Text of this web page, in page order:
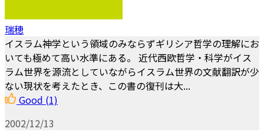
瑞穂
イスラム神学という領域のみならずギリシア哲学の理解にお
いても極めて高い水準にある。 近代西欧哲学・科学がイス
ラム世界を源流としていながらイスラム世界の文献翻訳が少
ない現状を考えたとき、この書の復刊は大...
Good (1)
2002/12/13